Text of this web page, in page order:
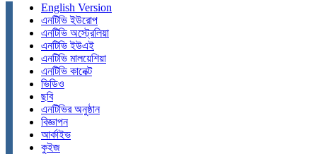
English Version
এনটিভি ইউরোপ
এনটিভি অস্ট্রেলিয়া
এনটিভি ইউএই
এনটিভি মালয়েশিয়া
এনটিভি কানেক্ট
ভিডিও
ছবি
এনটিভির অনুষ্ঠান
বিজ্ঞাপন
আর্কাইভ
কুইজ